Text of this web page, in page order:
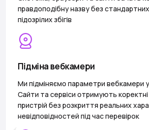
правдоподібну назву без стандартних
підозрілих збігів
Підміна вебкамери
Ми підміняємо параметри вебкамери
Сайти та сервіси отримують коректні
пристрій без розкриття реальних
невідповідностей під час перевірок